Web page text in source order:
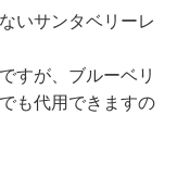
いサンタベリーレ
すが、ブルーベリ
も代用できますの